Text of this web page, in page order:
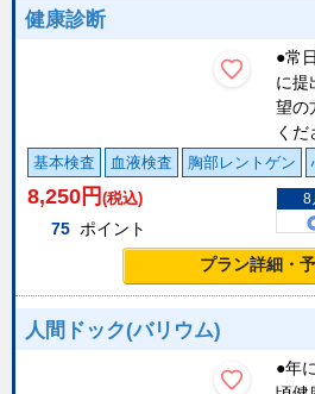
健康診断
●常
に提
望の
く
基本検査 血液検査 胸部レントゲン
8,250 円 (税込)
75 ポイント
8
プラン詳細・
人間ドック(バリウム)
●年